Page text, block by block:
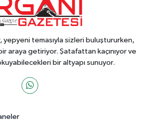
temasıyla sizleri buluştururken,
araya getiriyor. Şatafattan kaçınıyor ve
bir altyapı sunuyor.